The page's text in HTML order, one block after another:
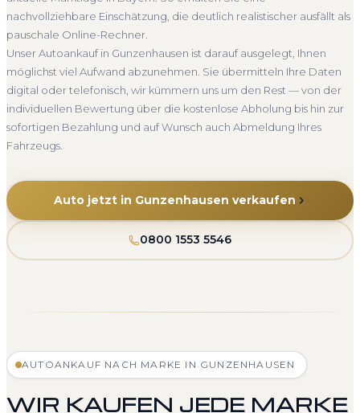
Seit 2010 4.800+ Ankäufe Komplettservice
nachvollziehbare Einschätzung, die deutlich realistischer ausfällt als
pauschale Online-Rechner.
Unser Autoankauf in Gunzenhausen ist darauf ausgelegt, Ihnen
möglichst viel Aufwand abzunehmen. Sie übermitteln Ihre Daten
digital oder telefonisch, wir kümmern uns um den Rest — von der
individuellen Bewertung über die kostenlose Abholung bis hin zur
sofortigen Bezahlung und auf Wunsch auch Abmeldung Ihres
Fahrzeugs.
Auto jetzt in Gunzenhausen verkaufen
0800 1553 5546
AUTOANKAUF NACH MARKE IN GUNZENHAUSEN
WIR KAUFEN JEDE MARKE